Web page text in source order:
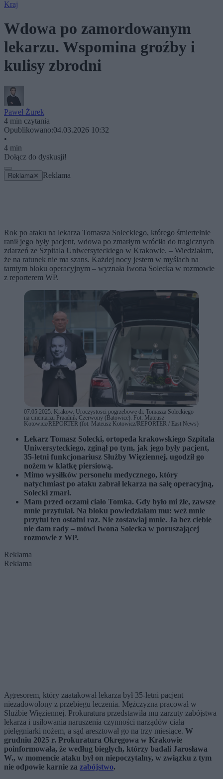
Kraj
Wdowa po zamordowanym
lekarzu. Wspomina groźby i
kulisy zbrodni
Paweł Żurek
4 min czytania
Opublikowano:04.03.2026 10:32
•
4 min
Dołącz do dyskusji!
Reklama ✕ Reklama
Rok po ataku na lekarza Tomasza Soleckiego, którego śmiertelnie
ranił jego były pacjent, wdowa po zmarłym wróciła do tragicznych
zdarzeń ze Szpitala Uniwersyteckiego w Krakowie. – Wiedziałam,
że na ratunek nie ma szans. Każdej nocy jestem w myślach na
tamtym bloku operacyjnym – wyznała Iwona Solecka w rozmowie
z reporterem WP.
07.05.2025. Krakow. Uroczystosci pogrzebowe dr. Tomasza Soleckiego
na cmentarzu Praadnik Czerwony (Batowice). Fot: Mateusz
Kotowicz/REPORTER (fot. Mateusz Kotowicz/REPORTER / East News)
Lekarz Tomasz Solecki, ortopeda krakowskiego Szpitala
Uniwersyteckiego, zginął po tym, jak jego były pacjent,
35-letni funkcjonariusz Służby Więziennej, ugodził go
nożem w klatkę piersiową.
Mimo wysiłków personelu medycznego, który
natychmiast po ataku zabrał lekarza na salę operacyjną,
Solecki zmarł.
Mam przed oczami ciało Tomka. Gdy było mi źle, zawsze
mnie przytulał. Na bloku powiedziałam mu: weź mnie
przytul ten ostatni raz. Nie zostawiaj mnie. Ja bez ciebie
nie dam rady – mówi Iwona Solecka w poruszającej
rozmowie z WP.
Reklama
Reklama
Agresorem, który zaatakował lekarza był 35-letni pacjent
niezadowolony z przebiegu leczenia. Mężczyzna pracował w
Służbie Więziennej. Prokuratura przedstawiła mu zarzuty zabójstwa
lekarza i usiłowania naruszenia czynności narządów ciała
pielęgniarki nożem, a sąd aresztował go na trzy miesiące. W
grudniu 2025 r. Prokuratura Okręgowa w Krakowie
poinformowała, że według biegłych, którzy badali Jarosława
W., w momencie ataku był on niepoczytalny, w związku z tym
nie odpowie karnie za zabójstwo.